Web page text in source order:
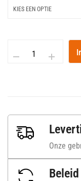
Onze